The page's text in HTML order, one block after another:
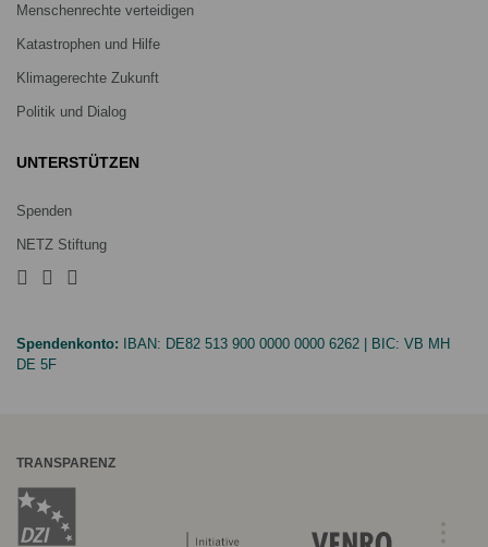
Menschenrechte verteidigen
Katastrophen und Hilfe
Klimagerechte Zukunft
Politik und Dialog
UNTERSTÜTZEN
Spenden
NETZ Stiftung
Spendenkonto: IBAN: DE82 513 900 0000 0000 6262 | BIC: VB MH
DE 5F
TRANSPARENZ